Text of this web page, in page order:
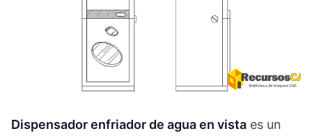
Dispensador enfriador de agua en vista es un